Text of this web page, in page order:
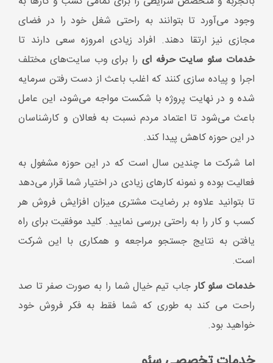
اما شرکت ما چندین سال است که در این حوزه مشغول به
فعالیت بوده و نمونه کارهای زیادی در اختیار شما قرار می‌دهد
تا بتوانید علاوه بر رضایت مشتری میزان افزایش فروش هر
کسب و کار را به راحتی بررسی نمایید. کلید موفقیت برای راه
یافتن به نتایج جستجو مراجعه و همکاری با این شرکت
است.
خدمات سئو کارجاب تیم خیال شما را به صورت صفر تا صد
خواهید بود.
خدمات تخصصی سئو